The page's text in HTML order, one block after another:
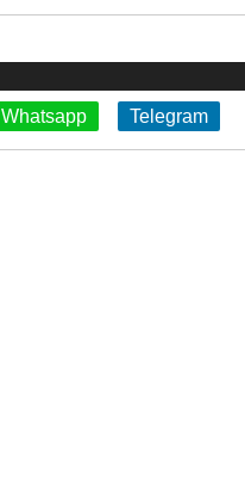
Whatsapp Telegram